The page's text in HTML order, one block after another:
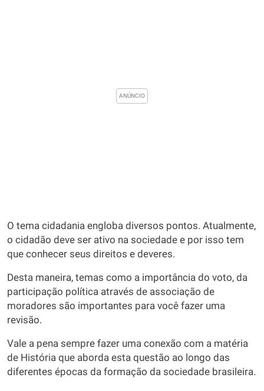
O tema cidadania engloba diversos pontos. Atualmente,
o cidadão deve ser ativo na sociedade e por isso tem
que conhecer seus direitos e deveres.
Desta maneira, temas como a importância do voto, da
participação política através de associação de
moradores são importantes para você fazer uma
revisão.
Vale a pena sempre fazer uma conexão com a matéria
de História que aborda esta questão ao longo das
diferentes épocas da formação da sociedade brasileira.